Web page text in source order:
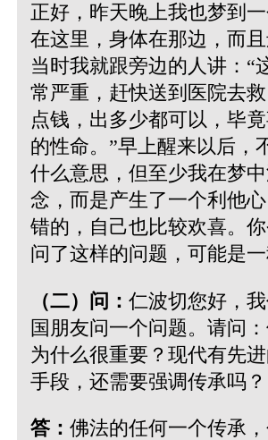
正好，昨天晚上我也梦到
在这里，身体在那边，而且
当时我就跟旁边的人讲：“
常严重，赶快送到医院去
点钱，出多少都可以，毕
的性命。”早上醒来以后，
什么意思，但至少我在梦
念，而是产生了一个利他
错的，自己也比较欢喜。
问了这样的问题，可能是一
（二）问： 仁波切您好，
国朋友问一个问题。请问
为什么很重要？现代有先
手段，还需要强调传承吗？
答： 佛法的任何一个传承